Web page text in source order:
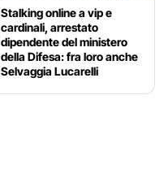
Stalking online a vip e
cardinali, arrestato
dipendente del ministero
della Difesa: fra loro anche
Selvaggia Lucarelli